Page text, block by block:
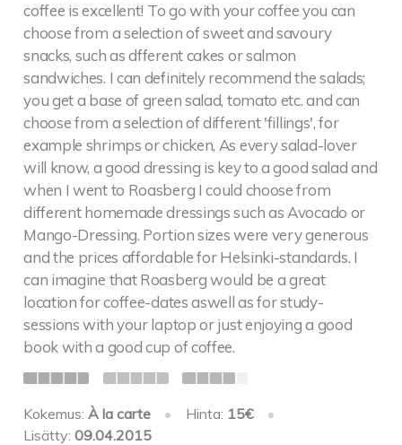
coffee is excellent! To go with your coffee you can
choose from a selection of sweet and savoury
snacks, such as dfferent cakes or salmon
sandwiches. I can definitely recommend the salads;
you get a base of green salad, tomato etc. and can
choose from a selection of different 'fillings', for
example shrimps or chicken, As every salad-lover
will know, a good dressing is key to a good salad and
when I went to Roasberg I could choose from
different homemade dressings such as Avocado or
Mango-Dressing. Portion sizes were very generous
and the prices affordable for Helsinki-standards. I
can imagine that Roasberg would be a great
location for coffee-dates aswell as for study-
sessions with your laptop or just enjoying a good
book with a good cup of coffee.
Kokemus:À la carte • Hinta: 15€
•
Lisätty:09.04.2015